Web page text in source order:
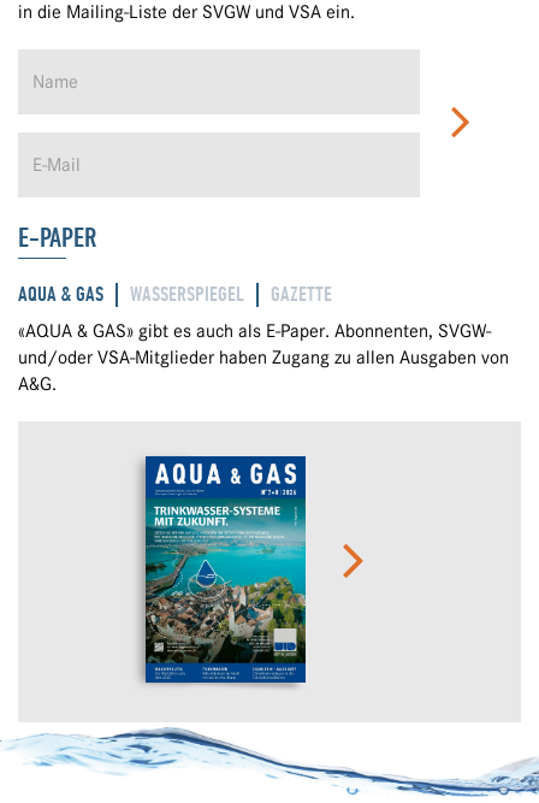
in die Mailing-Liste der SVGW und VSA ein.
E-PAPER
AQUA & GAS WASSERSPIEGEL GAZETTE
«AQUA & GAS» gibt es auch als E-Paper. Abonnenten, SVGW-
und/oder VSA-Mitglieder haben Zugang zu allen Ausgaben von
A&G.